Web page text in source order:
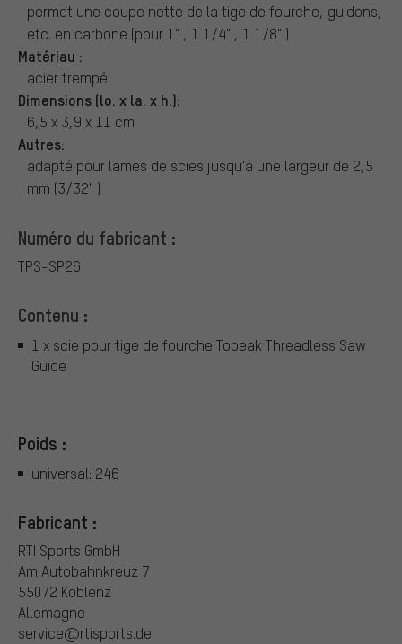
permet une coupe nette de la tige de fourche, guidons,
etc. en carbone (pour 1" , 1 1/4" , 1 1/8" )
Matériau :
acier trempé
Dimensions (lo. x la. x h.):
6,5 x 3,9 x 11 cm
Autres:
adapté pour lames de scies jusqu'à une largeur de 2,5
mm (3/32" )
Numéro du fabricant :
TPS-SP26
Contenu :
1 x scie pour tige de fourche Topeak Threadless Saw
Guide
Poids :
universal: 246
Fabricant :
RTI Sports GmbH
Am Autobahnkreuz 7
55072 Koblenz
Allemagne
service@rtisports.de